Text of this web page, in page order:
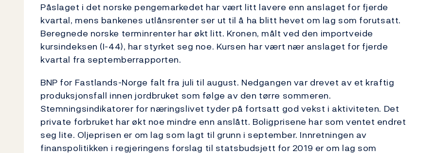
Påslaget i det norske pengemarkedet har vært litt lavere enn anslaget for fjerde
kvartal, mens bankenes utlånsrenter ser ut til å ha blitt hevet om lag som forutsatt.
Beregnede norske terminrenter har økt litt. Kronen, målt ved den importveide
kursindeksen (I-44), har styrket seg noe. Kursen har vært nær anslaget for fjerde
kvartal fra septemberrapporten.
BNP for Fastlands-Norge falt fra juli til august. Nedgangen var drevet av et kraftig
produksjonsfall innen jordbruket som følge av den tørre sommeren.
Stemningsindikatorer for næringslivet tyder på fortsatt god vekst i aktiviteten. Det
private forbruket har økt noe mindre enn anslått. Boligprisene har som ventet endret
seg lite. Oljeprisen er om lag som lagt til grunn i september. Innretningen av
finanspolitikken i regjeringens forslag til statsbudsjett for 2019 er om lag som